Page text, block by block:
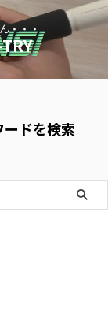
・・・
ドを検索